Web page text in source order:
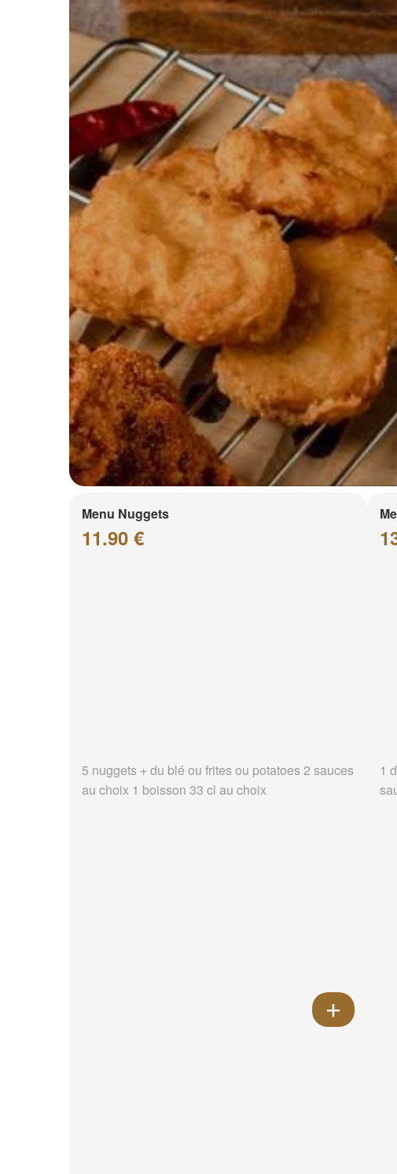
Menu Nuggets
11.90 €
5 nuggets + du blé ou frites ou potatoes 2 sauces
au choix 1 boisson 33 cl au choix
1